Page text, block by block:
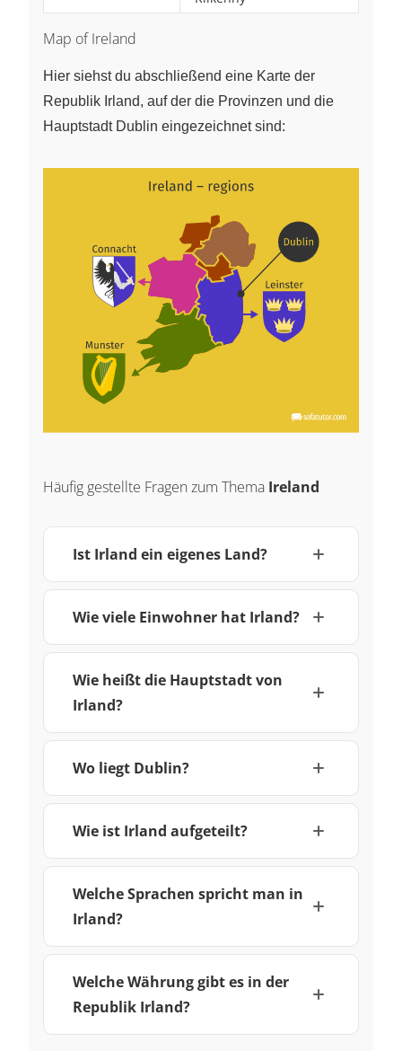
Map of Ireland
Hier siehst du abschließend eine Karte der
Republik Irland, auf der die Provinzen und die
Hauptstadt Dublin eingezeichnet sind:
Häufig gestellte Fragen zum Thema Ireland
Ist Irland ein eigenes Land?
Wie viele Einwohner hat Irland?
Wie heißt die Hauptstadt von
Irland?
Wo liegt Dublin?
Wie ist Irland aufgeteilt?
Welche Sprachen spricht man in
Irland?
Welche Währung gibt es in der
Republik Irland?